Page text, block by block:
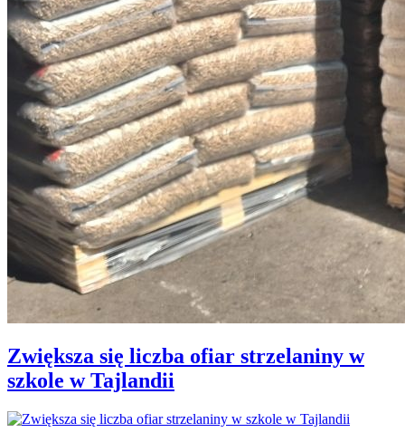
Zwiększa się liczba ofiar strzelaniny w
szkole w Tajlandii